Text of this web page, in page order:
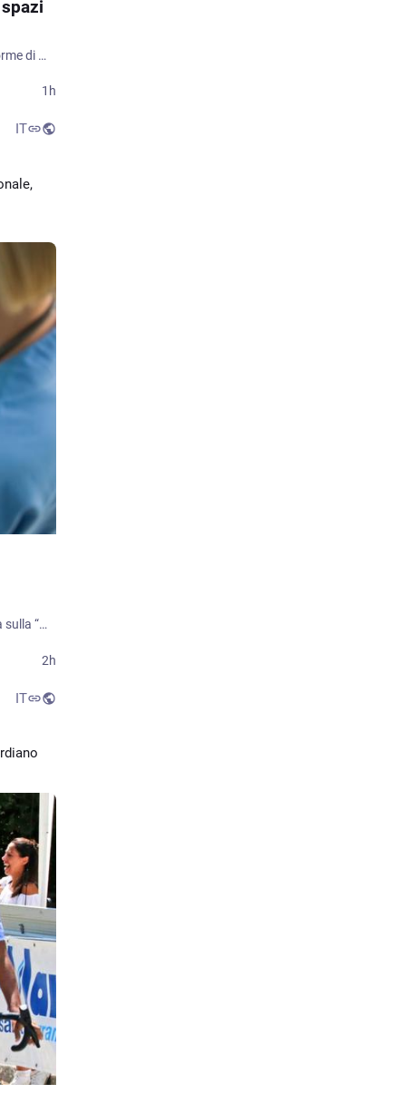
La Biblioteca Comunale Antonelliana amplia le proprie attività e si apre a nuove forme di partecipazione e condivisione. Con una delibera di Giunta, su proposta dell'assessore alla Cultura Massimo Bello, l'Amministrazione comunale ha concesso gratuitamente alcuni spazi della biblioteca a Terra Ludyca per la realizzazione del progetto "Terra Ludyca in biblioteca”.
1h
IT
Il progetto pilota effettuato dalla UOC di Medicina Trasfusionale della AST Ancona sulla “alfabetizzazione sanitaria” utilizzando quale bacino epidemiologico privilegiato della società i donatori di sangue della AVIS di Senigallia, coordinato dal Dott. Giuseppe Furlò, in collaborazione con il Prof. Alberto Franci (Università di Urbino) e con il Prof. Pietro Renzi (Università di San Marino), ha ottenuto un importante riconoscimento scientifico:
2h
IT